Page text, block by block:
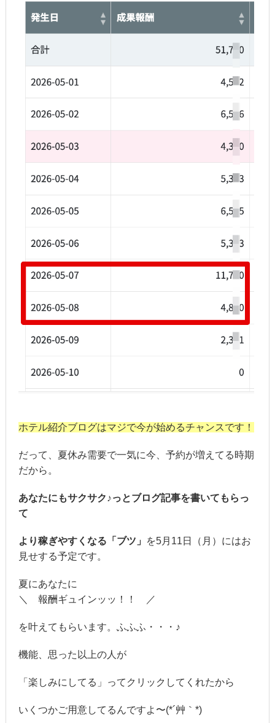
ホテル紹介ブログはマジで今が始めるチャンスです！
だって、夏休み需要で一気に今、予約が増えてる時期
だから。
あなたにもサクサク♪っとブログ記事を書いてもらっ
て
より稼ぎやすくなる「ブツ」
を5月11日（月）にはお
見せする予定です。
夏にあなたに
＼ 報酬ギュインッッ！！ ／
を叶えてもらいます。ふふふ・・・♪
機能、思った以上の人が
「楽しみにしてる」ってクリックしてくれたから
いくつかご用意してるんですよ〜(*´艸｀*)